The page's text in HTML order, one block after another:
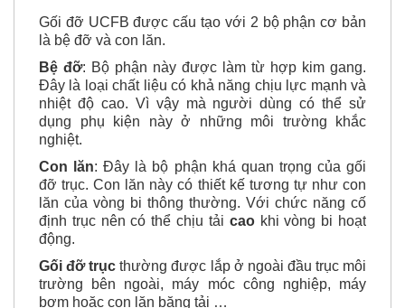
Gối đỡ UCFB được cấu tạo với 2 bộ phận cơ bản
là bệ đỡ và con lăn.
Bệ đỡ: Bộ phận này được làm từ hợp kim gang.
Đây là loại chất liệu có khả năng chịu lực mạnh và
nhiệt độ cao. Vì vậy mà người dùng có thể sử
dụng phụ kiện này ở những môi trường khắc
nghiệt.
Con lăn: Đây là bộ phận khá quan trọng của gối
đỡ trục. Con lăn này có thiết kế tương tự như con
lăn của vòng bi thông thường. Với chức năng cố
định trục nêncó thể chịu tải caokhi vòng bi hoạt
động.
Gối đỡ trục thường được lắp ở ngoài đầu trục môi
trường bên ngoài, máy móc công nghiệp, máy
bơm hoặc con lăn băng tải …